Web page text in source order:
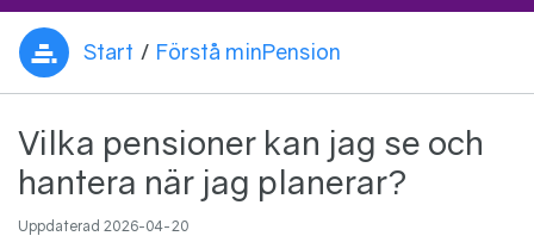
Du är här:Start / Förstå minPension
Vilka pensioner kan jag se och
hantera när jag planerar?
Uppdaterad 2026-04-20